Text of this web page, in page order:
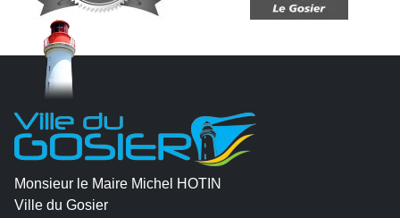
Monsieur le Maire Michel HOTIN
Ville du Gosier